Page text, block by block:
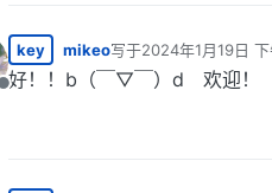
离线
key mikeo写于2024年1月19日
最后由 编辑
好！！b（￣▽￣）d 欢迎！